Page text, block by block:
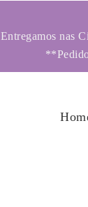
Entregamos nas